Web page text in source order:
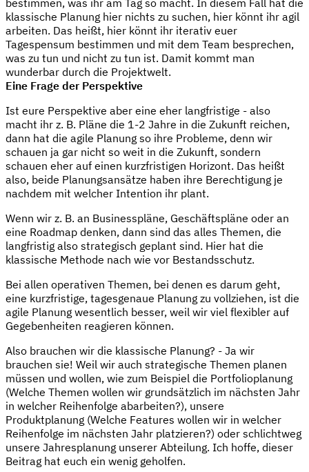
bestimmen, was ihr am Tag so macht. In diesem Fall hat die
klassische Planung hier nichts zu suchen, hier könnt ihr agil
arbeiten. Das heißt, hier könnt ihr iterativ euer
Tagespensum bestimmen und mit dem Team besprechen,
was zu tun und nicht zu tun ist. Damit kommt man
wunderbar durch die Projektwelt.
Eine Frage der Perspektive
Ist eure Perspektive aber eine eher langfristige - also
macht ihr z. B. Pläne die 1-2 Jahre in die Zukunft reichen,
dann hat die agile Planung so ihre Probleme, denn wir
schauen ja gar nicht so weit in die Zukunft, sondern
schauen eher auf einen kurzfristigen Horizont. Das heißt
also, beide Planungsansätze haben ihre Berechtigung je
nachdem mit welcher Intention ihr plant.
Wenn wir z. B. an Businesspläne, Geschäftspläne oder an
eine Roadmap denken, dann sind das alles Themen, die
langfristig also strategisch geplant sind. Hier hat die
klassische Methode nach wie vor Bestandsschutz.
Bei allen operativen Themen, bei denen es darum geht,
eine kurzfristige, tagesgenaue Planung zu vollziehen, ist die
agile Planung wesentlich besser, weil wir viel flexibler auf
Gegebenheiten reagieren können.
Also brauchen wir die klassische Planung? - Ja wir
brauchen sie! Weil wir auch strategische Themen planen
müssen und wollen, wie zum Beispiel die Portfolioplanung
(Welche Themen wollen wir grundsätzlich im nächsten Jahr
in welcher Reihenfolge abarbeiten?), unsere
Produktplanung (Welche Features wollen wir in welcher
Reihenfolge im nächsten Jahr platzieren?) oder schlichtweg
unsere Jahresplanung unserer Abteilung. Ich hoffe, dieser
Beitrag hat euch ein wenig geholfen.